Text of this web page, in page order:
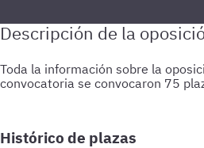
Toda la información sobre la
convocatoria se convocaron 75
Histórico de plazas